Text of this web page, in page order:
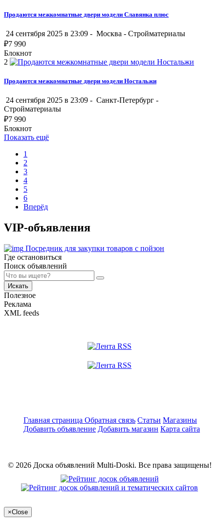
Продаются межкомнатные двери модели Славянка плюс
24 сентября 2025 в 23:09 - Москва - Стройматериалы
₽7 990
Блокнот
2
Продаются межкомнатные двери модели Ностальжи
24 сентября 2025 в 23:09 - Санкт-Петербург -
Стройматериалы
₽7 990
Блокнот
Показать ещё
1
2
3
4
5
6
Вперёд
VIP-объявления
Посредник для закупки товаров с пойзон
Где остановиться
Поиск объявлений
Искать
Полезное
Реклама
XML feeds
Главная страница Обратная связь Статьи Магазины
Добавить объявление Добавить магазин Карта сайта
© 2026 Доска объявлений Multi-Doski. Все права защищены!
×Close